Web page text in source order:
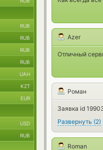
Azer
Отличный
Роман
Заявка id
Развернуть (2)
Roman
RUB
RUB
RUB
RUB
UAH
KZT
EUR
USD
RUB